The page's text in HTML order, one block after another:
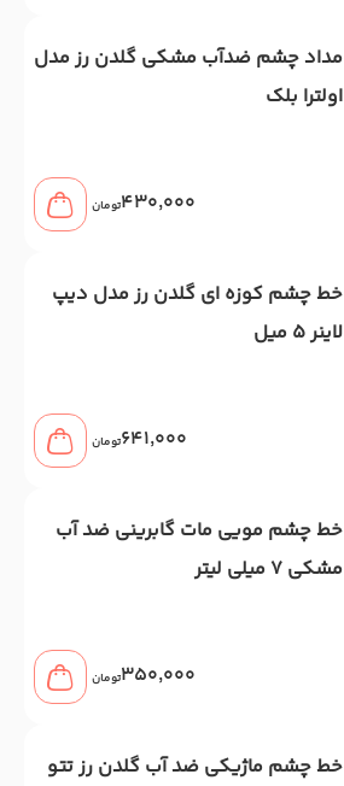
مداد چشم ضدآب مشکی گلدن رز مدل
اولترا بلک
430,000تومان
خط چشم کوزه ای گلدن رز مدل دیپ
لاینر 5 میل
641,000تومان
خط چشم مویی مات گابرینی ضد آب
مشکی 7 میلی لیتر
350,000تومان
خط چشم ماژیکی ضد آب گلدن رز تتو